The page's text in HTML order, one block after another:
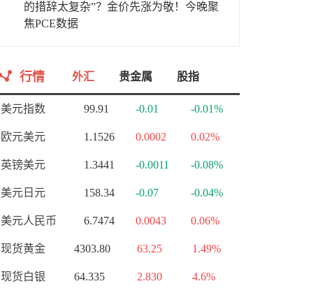
的措辞太复杂”？金价先涨为敬！今晚聚
焦PCE数据
行情 外汇 贵金属 股指
美元指数 99.91 -0.01 -0.01%
欧元美元 1.1526 0.0002 0.02%
英镑美元 1.3441 -0.0011 -0.08%
美元日元 158.34 -0.07 -0.04%
美元人民币 6.7474 0.0043 0.06%
现货黄金 4303.80 63.25 1.49%
现货白银 64.335 2.830 4.6%